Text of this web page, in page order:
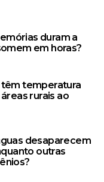
duram a
em horas?
têm temperatura
rurais ao
desaparecem
outras